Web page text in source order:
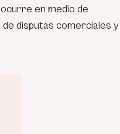
en medio de
disputas comerciales y